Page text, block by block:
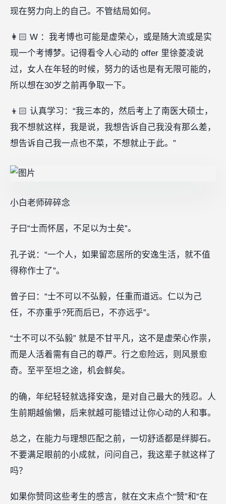
现在努力向上的自己。不管结局如何。
👩🏻 W ：我考博也可能是虚荣心，或是随大流或是实
现一个考博梦。记得看令人心动的 offer 里徐菱凌说
过，女人在年轻的时候，努力的话也是有无限可能的，
所以想在30岁之前再争取一下。
👦🏻 认真学习：“我三本的，然后考上了南医大硕士，
我不想就这样，我是说，我想告诉自己我没有那么差，
想告诉自己我一点也不菜，不想就止于此。”
小白老师碎碎念
子曰“士而怀居，不足以为士矣”。
孔子说：“一个人，如果留恋居所的安逸生活，就不值
得称作士了”。
曾子曰：“士不可以不弘毅，任重而道远。仁以为己
任，不亦重乎?死而后已，不亦远乎”。
“士不可以不弘毅” 就是不甘平凡，这不是虚荣心作祟，
而是人活着需有自己的尊严。行之愈险远，则风景愈
奇。至平至坦之途，机会鲜矣。
的确，年纪轻轻就选择安逸，是对自己最大的残忍。人
生前期越偷懒，后来就越可能错过让你心动的人和事。
总之，在能力与理想匹配之前，一切舒适都是绊脚石。
不要满足眼前的小成就，问问自己，我这辈子就这样了
吗？
如果你赞同这些考生的感言，就在文末点个“赞”和“在